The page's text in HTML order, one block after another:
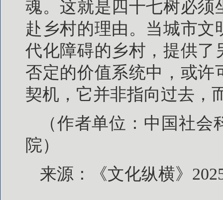
魂。这就是四十七树必须
赴乡村的理由。当城市
代化障碍的乡村，提供了
否定的价值系统中，或
契机，它并非指向过去，
（作者单位：中国社
院）
来源：《文化纵横》